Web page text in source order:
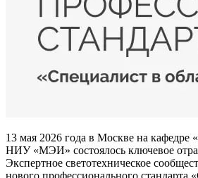
13 мая 2026 года в Москве на кафедре
НИУ «МЭИ» состоялось ключевое
Экспертное светотехническое
нового профессионального стандарта